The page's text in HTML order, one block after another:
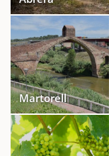
Martorell